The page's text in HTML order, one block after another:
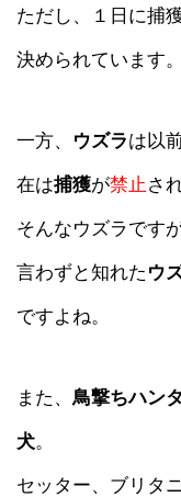
ただし、１日に捕
決められています。
一方、 ウズラは以
在は捕獲が禁止 さ
そんなウズラです
言わずと知れた ウ
ですよね。
また、 鳥撃ちハン
犬。
セッター、ブリタ